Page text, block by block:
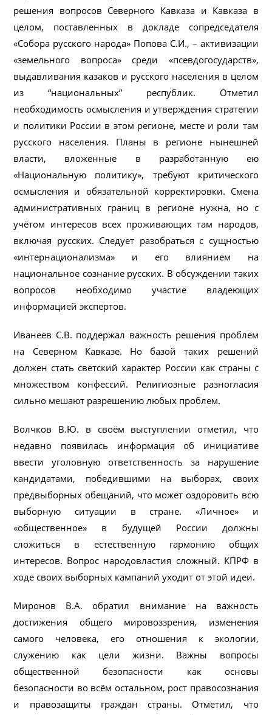
решения вопросов Северного Кавказа и Кавказа в
целом, поставленных в докладе сопредседателя
«Собора русского народа» Попова С.И., – активизации
«земельного вопроса» среди «псевдогосударств»,
выдавливания казаков и русского населения в целом
из “национальных” республик. Отметил
необходимость осмысления и утверждения стратегии
и политики России в этом регионе, месте и роли там
русского населения. Планы в регионе нынешней
власти, вложенные в разработанную ею
«Национальную политику», требуют критического
осмысления и обязательной корректировки. Смена
административных границ в регионе нужна, но с
учётом интересов всех проживающих там народов,
включая русских. Следует разобраться с сущностью
«интернационализма» и его влиянием на
национальное сознание русских. В обсуждении таких
вопросов необходимо участие владеющих
информацией экспертов.
Иванеев С.В. поддержал важность решения проблем
на Северном Кавказе. Но базой таких решений
должен стать светский характер России как страны с
множеством конфессий. Религиозные разногласия
сильно мешают разрешению любых проблем.
Волчков В.Ю. в своём выступлении отметил, что
недавно появилась информация об инициативе
ввести уголовную ответственность за нарушение
кандидатами, победившими на выборах, своих
предвыборных обещаний, что может оздоровить всю
выборную ситуации в стране. «Личное» и
«общественное» в будущей России должны
сложиться в естественную гармонию общих
интересов. Вопрос народовластия сложный. КПРФ в
ходе своих выборных кампаний уходит от этой идеи.
Миронов В.А. обратил внимание на важность
достижения общего мировоззрения, изменения
самого человека, его отношения к экологии,
служению как цели жизни. Важны вопросы
общественной безопасности как основы
безопасности во всём остальном, рост правосознания
и правозащиты граждан страны. Отметил, что